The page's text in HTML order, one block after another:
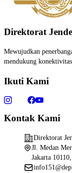
Direktorat
Mewujudkan
mendukung
Ikuti Kami
Kontak Kami
Direktorat
Jl. Medan
Jakarta